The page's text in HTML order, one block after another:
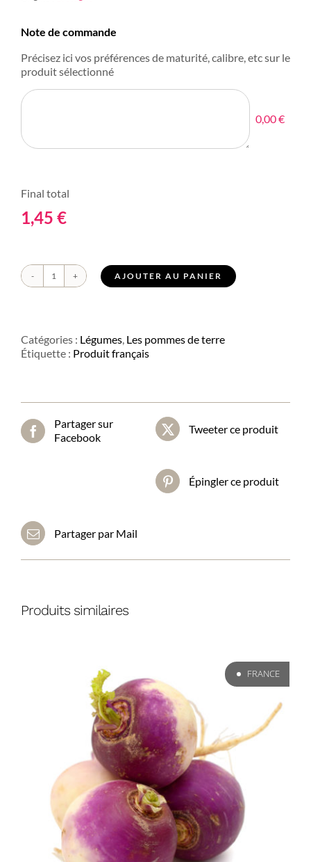
Note de commande
Précisez ici vos préférences de maturité, calibre, etc sur le
produit sélectionné
0,00 €
Final total
1,45 €
quantité
terre
rouge
AJOUTER AU PANIER
Catégories : Légumes, Les pommes de terre
Étiquette : Produit français
Partager sur
Facebook
Tweeter ce produit
Épingler ce produit
Partager par Mail
Produits similaires
FRANCE